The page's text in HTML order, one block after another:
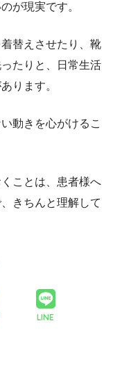
が現実です。
替えさせたり、靴
たりと、日常生活
ります。
動きを心がけるこ
ことは、患者様へ
きちんと理解して
LINE